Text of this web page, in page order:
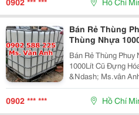
Bán Rẻ Thùng
Thùng Nhựa
Bán Rẻ Thùng
1000Lít Cũ Đựng Hóa Chất Hotline:
&Ndash; Ms.vân Anh Công Ty Sx-Tm Nhựa Tốt Là
Cung Cấp Hàng
Nhựa 220L , Tank
0902 *** *** Hồ Chí